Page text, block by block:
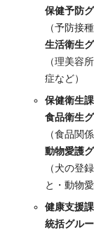
保健予防
（予防接
生活衛生
（理美容
症など）
保健衛生課
食品衛生
（食品関
動物愛護
（犬の登
と・動物
健康支援課
統括グル